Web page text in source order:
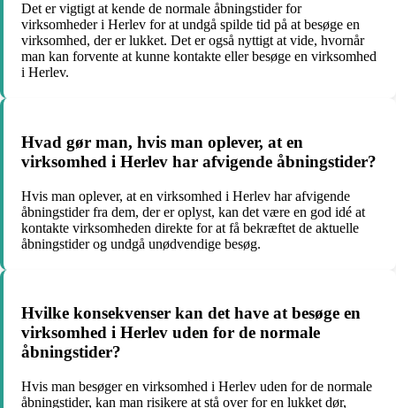
Det er vigtigt at kende de normale åbningstider for
virksomheder i Herlev for at undgå spilde tid på at besøge en
virksomhed, der er lukket. Det er også nyttigt at vide, hvornår
man kan forvente at kunne kontakte eller besøge en virksomhed
i Herlev.
Hvad gør man, hvis man oplever, at en
virksomhed i Herlev har afvigende åbningstider?
Hvis man oplever, at en virksomhed i Herlev har afvigende
åbningstider fra dem, der er oplyst, kan det være en god idé at
kontakte virksomheden direkte for at få bekræftet de aktuelle
åbningstider og undgå unødvendige besøg.
Hvilke konsekvenser kan det have at besøge en
virksomhed i Herlev uden for de normale
åbningstider?
Hvis man besøger en virksomhed i Herlev uden for de normale
åbningstider, kan man risikere at stå over for en lukket dør,